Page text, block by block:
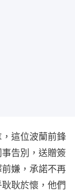
這位波蘭前鋒
告別，送贈簽
嫌，承諾不再
耿於懷，他們